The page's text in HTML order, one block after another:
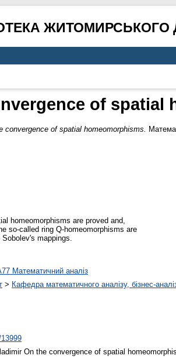
of spatial
convergence of spatial homeomorphisms.
homeomorphisms are proved and,
so-called ring Q-homeomorphisms are
mappings.
Математичний аналіз
> Кафедра математичного аналізу, бізнес-
On the convergence of spatial